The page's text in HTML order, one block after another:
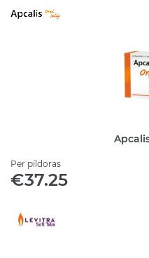
Per píldoras
€37.25